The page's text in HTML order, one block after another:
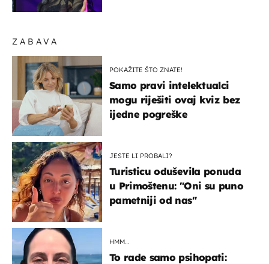
ZABAVA
POKAŽITE ŠTO ZNATE!
Samo pravi intelektualci
mogu riješiti ovaj kviz bez
ijedne pogreške
JESTE LI PROBALI?
Turisticu oduševila ponuda
u Primoštenu: "Oni su puno
pametniji od nas"
HMM…
To rade samo psihopati: